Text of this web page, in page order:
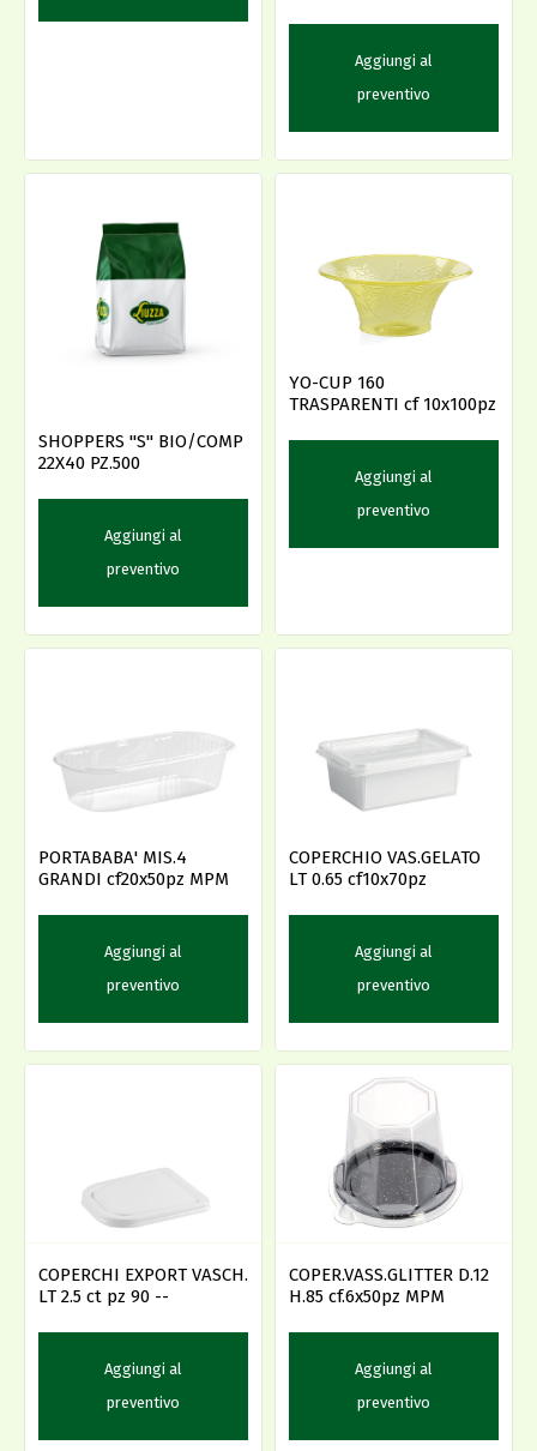
Aggiungi al
preventivo
SHOPPERS "S" BIO/COMP
22X40 PZ.500
Aggiungi al
preventivo
YO-CUP 160
TRASPARENTI cf 10x100pz
Aggiungi al
preventivo
PORTABABA' MIS.4
GRANDI cf20x50pz MPM
Aggiungi al
preventivo
COPERCHIO VAS.GELATO
LT 0.65 cf10x70pz
Aggiungi al
preventivo
COPERCHI EXPORT VASCH.
LT 2.5 ct pz 90 --
Aggiungi al
preventivo
COPER.VASS.GLITTER D.12
H.85 cf.6x50pz MPM
Aggiungi al
preventivo